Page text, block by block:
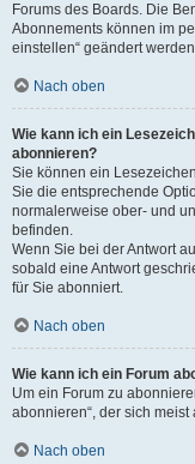
Forums des Boards. Die
Abonnements können im
einstellen“ geändert
Nach oben
Wie kann ich ein
abonnieren?
Sie können ein
Sie die entsprechende
normalerweise ober- und
befinden.
Wenn Sie bei der Antwort
sobald eine Antwort
für Sie abonniert.
Nach oben
Wie kann ich ein Forum
Um ein Forum zu
abonnieren“, der sich
Nach oben